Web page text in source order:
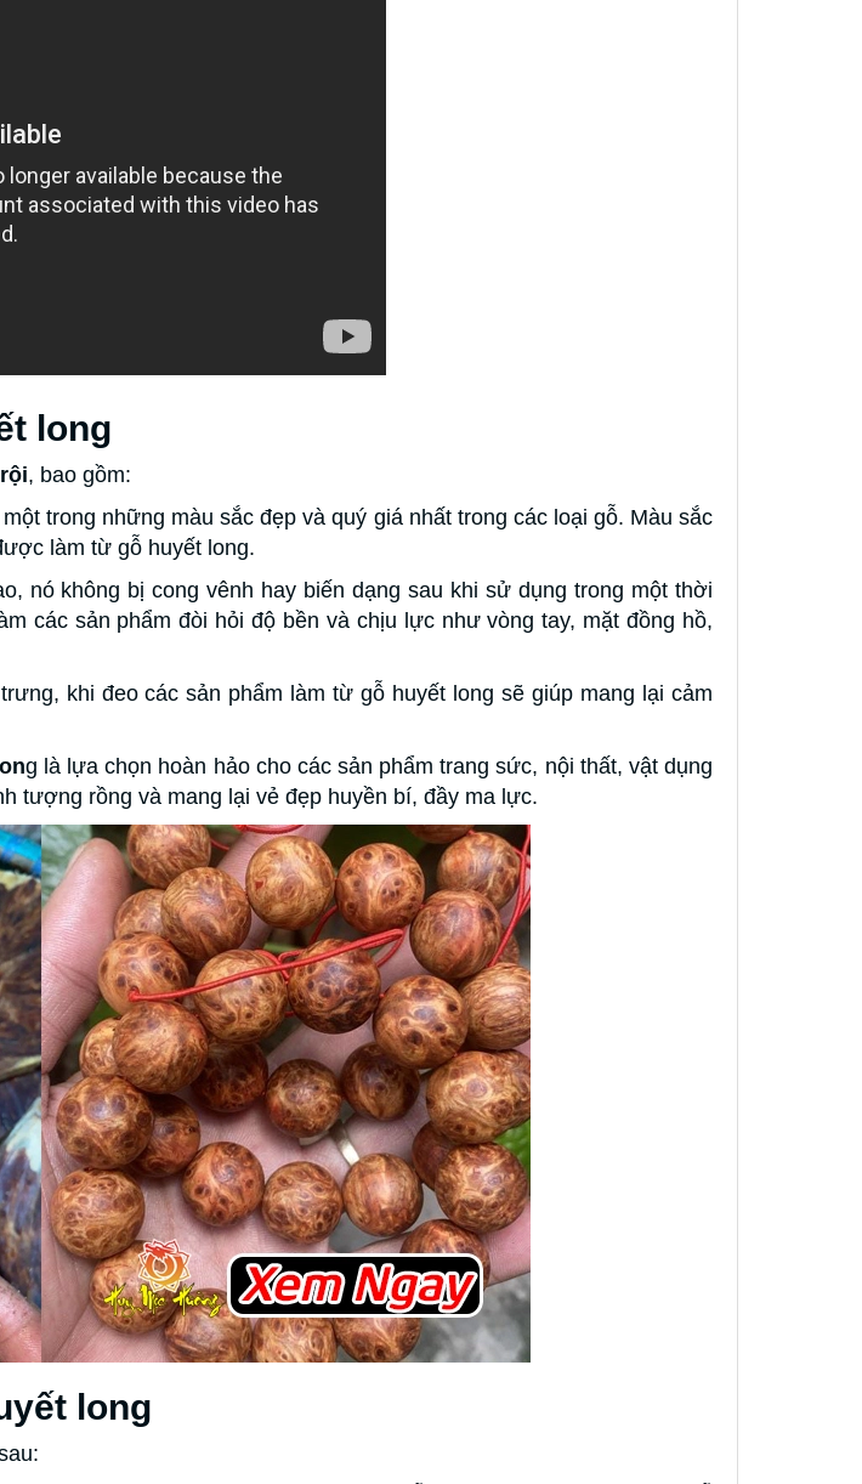
long
, bao gồm:
trong những màu sắc đẹp và quý giá nhất trong các loại gỗ. Màu sắc
làm từ gỗ huyết long.
nó không bị cong vênh hay biến dạng sau khi sử dụng trong một thời
các sản phẩm đòi hỏi độ bền và chịu lực như vòng tay, mặt đồng hồ,
khi đeo các sản phẩm làm từ gỗ huyết long sẽ giúp mang lại cảm
g là lựa chọn hoàn hảo cho các sản phẩm trang sức, nội thất, vật dụng
tượng rồng và mang lại vẻ đẹp huyền bí, đầy ma lực.
long